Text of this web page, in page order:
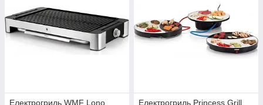
Електрогриль WMF Lono
Електрогриль Princess Grill